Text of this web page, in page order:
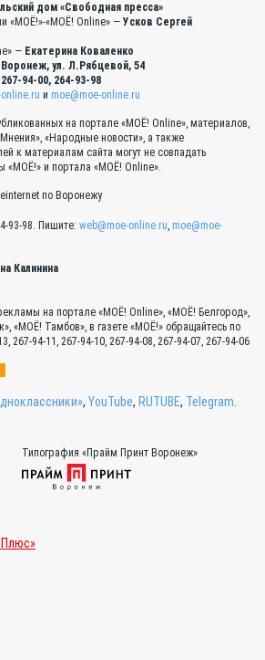
дом «Свободная пресса»
«МОЁ!»-«МОЁ! Online» — Усков Сергей
— Екатерина Коваленко
Воронеж, ул. Л.Рябцевой, 54
94-00, 264-93-98
и moe@moe-online.ru
на портале «МОЁ! Online», материалов,
«Народные новости», а также
к материалам сайта могут не совпадать
«МОЁ!» и портала «МОЁ! Online».
по Воронежу
93-98. Пишите: web@moe-online.ru, moe@moe-
Калинина
на портале «МОЁ! Online», «МОЁ! Белгород»,
«МОЁ! Тамбов», в газете «МОЁ!» обращайтесь по
267-94-11, 267-94-10, 267-94-08, 267-94-07, 267-94-06
, YouTube, RUTUBE, Telegram.
Типография «Прайм Принт Воронеж»
Плюс»